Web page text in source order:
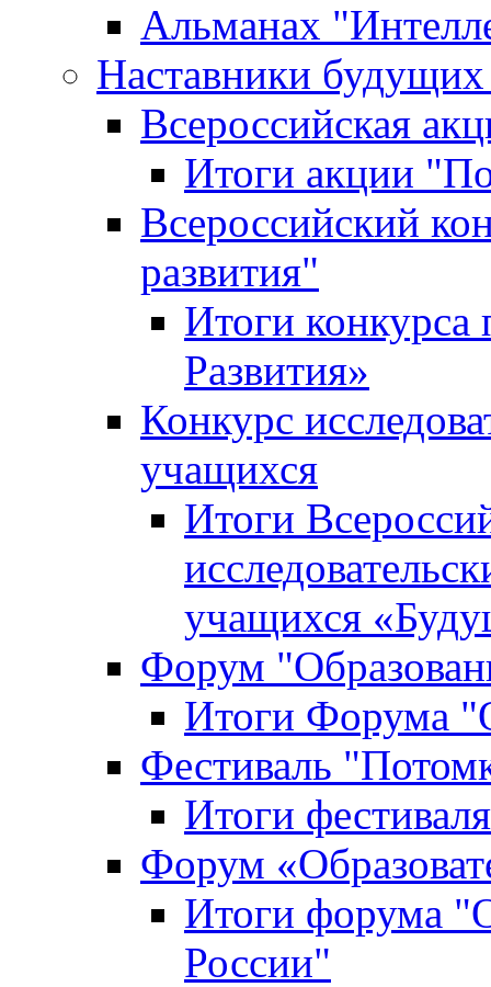
Альманах
Наставники
Всероссийская
Итоги акции
Всероссийский
развития"
Итоги конкурса
Развития»
Конкурс
учащихся
Итоги
учащихся
Форум
Итоги Форума
Фестиваль
Итоги
Форум
Итоги форума
России"